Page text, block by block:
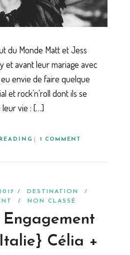
du Monde Matt et Jess
et avant leur mariage avec
envie de faire quelque
et rock’n’roll dont ils se
vie : […]
1 COMMENT
2017 / DESTINATION
/
/ NON CLASSÉ
Engagement
Célia +